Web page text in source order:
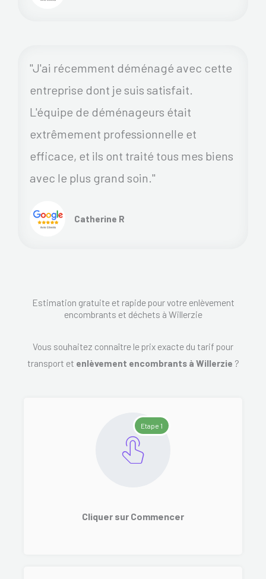
"J'ai récemment déménagé avec cette
entreprise dont je suis satisfait.
L'équipe de déménageurs était
extrêmement professionnelle et
efficace, et ils ont traité tous mes biens
avec le plus grand soin."
Catherine R
Estimation gratuite et rapide pour votre enlèvement
encombrants et déchets à Willerzie
Vous souhaitez connaître le prix exacte du tarif pour
transport et enlèvement encombrants à Willerzie ?
Etape 1
Cliquer sur Commencer